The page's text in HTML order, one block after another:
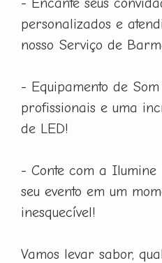
personalizados e
nosso Serviço de
- Equipamento de
profissionais e uma
de LED!
- Conte com a
seu evento em um
inesquecível!
Vamos levar sabor,